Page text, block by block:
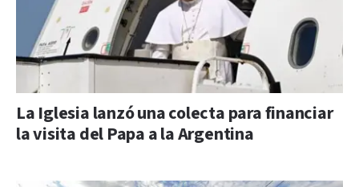
La Iglesia lanzó una colecta para financiar
la visita del Papa a la Argentina